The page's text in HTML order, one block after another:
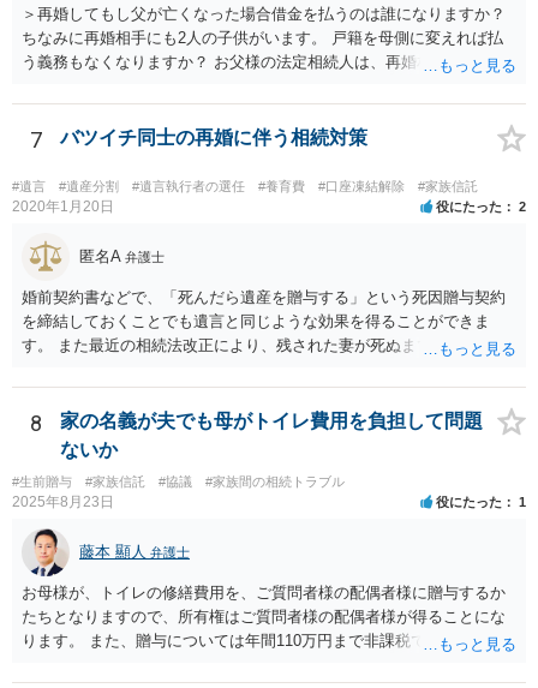
＞再婚してもし父が亡くなった場合借金を払うのは誰になりますか？
ちなみに再婚相手にも2人の子供がいます。 戸籍を母側に変えれば払
う義務もなくなりますか？ お父様の法定相続人は、再婚相手とご相談
戸籍がどこにあるのかは関係ありません。 ただし、お父様が亡くなっ
たことを知ってから３か月以内に家庭裁判所にて「相続放棄」の手続
7 バツイチ同士の再婚に伴う相続対策
#遺言 #遺産分割 #遺言執行者の選任 #養育費 #口座凍結解除 #家族信託
2020年1月20日 役にたった 2
匿名A 弁護士
婚前契約書などで、「死んだら遺産を贈与する」という死因贈与契約
を締結しておくことでも遺言と同じような効果を得ることができま
す。 また最近の相続法改正により、残された妻が死ぬまで家に住み続
で、その制度を活用する方法も考えられます。 もし契約書の作成まで
視野に入れておられる場合は、お近くの弁護士、できれば相続に強い
弁護士にご相談なさるとよいでしょう。
8
家の名義が夫でも母がトイレ費用を負担して問題
ないか
#生前贈与 #家族信託 #協議 #家族間の相続トラブル
2025年8月23日 役にたった 1
藤本 顯人 弁護士
お母様が、トイレの修繕費用を、ご質問者様の配偶者様に贈与するか
たちとなりますので、所有権はご質問者様の配偶者様が得ることにな
ります。 また、贈与については年間110万円まで非課税であり、トイ